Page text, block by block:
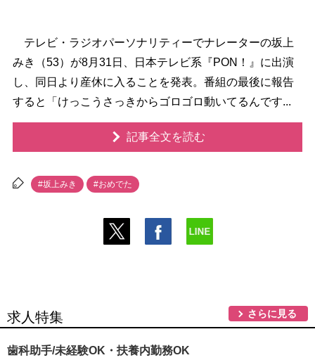
テレビ・ラジオパーソナリティーでナレーターの坂上
みき（53）が8月31日、日本テレビ系『PON！』に出演
し、同日より産休に入ることを発表。番組の最後に報告
すると「けっこうさっきからゴロゴロ動いてるんです...
記事全文を読む
#坂上みき #おめでた
求人特集 さらに見る
歯科助手/未経験OK・扶養内勤務OK